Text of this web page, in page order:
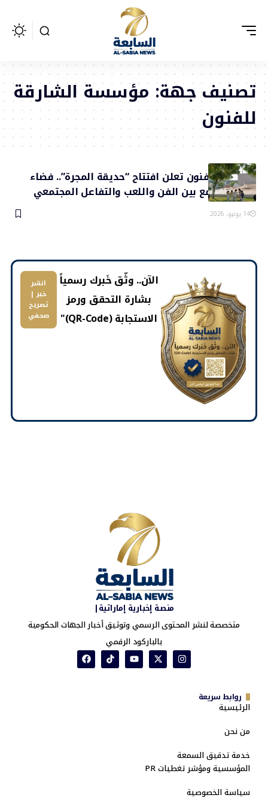
تصنيف جهة: مؤسسة الشارقة
للفنون
الشارقة للفنون تعلن افتتاح “حديقة المجرة”.. فضاء
إبداعي يجمع بين الفن واللعب والتفاعل المجتمعي
14 يونيو، 2026
​الآن.. وثّق خَبرك رسمياً
بشارة التحقق ورمز
الاستجابة (QR-Code)"
انشر
خبر |
تصريح
صحفي
منصة إخبارية إماراتية|
متخصصة لنشر المحتوى الرسمي وتوثيق أخبار الجهات الحكومية
بالباركود الرقمي
روابط سريعة
الرئيسية
من نحن
خدمة تدقيق السمعة
المؤسسية ومؤشر تغطيات PR
سياسة الخصوصية